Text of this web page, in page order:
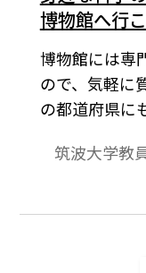
博物館へ行
博物館には専
ので、気軽に
の都道府県に
にもぜひ訪
筑波大学教